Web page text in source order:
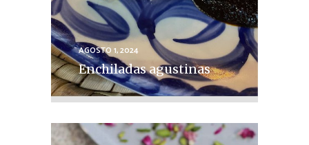
AGOSTO 1, 2024
Enchiladas agustinas